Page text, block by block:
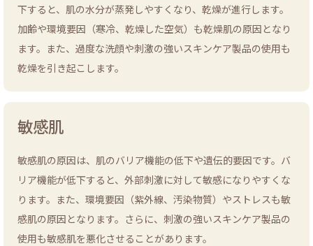
下すると、肌の水分が蒸発しやすくなり、乾燥が進行します。
加齢や環境要因（寒冷、乾燥した空気）も乾燥肌の原因となり
ます。また、過度な洗顔や刺激の強いスキンケア製品の使用も
乾燥を引き起こします。
敏感肌
敏感肌の原因は、肌のバリア機能の低下や遺伝的要因です。バ
リア機能が低下すると、外部刺激に対して敏感になりやすくな
ります。また、環境要因（紫外線、汚染物質）やストレスも敏
感肌の原因となります。さらに、刺激の強いスキンケア製品の
使用も敏感肌を悪化させることがあります。